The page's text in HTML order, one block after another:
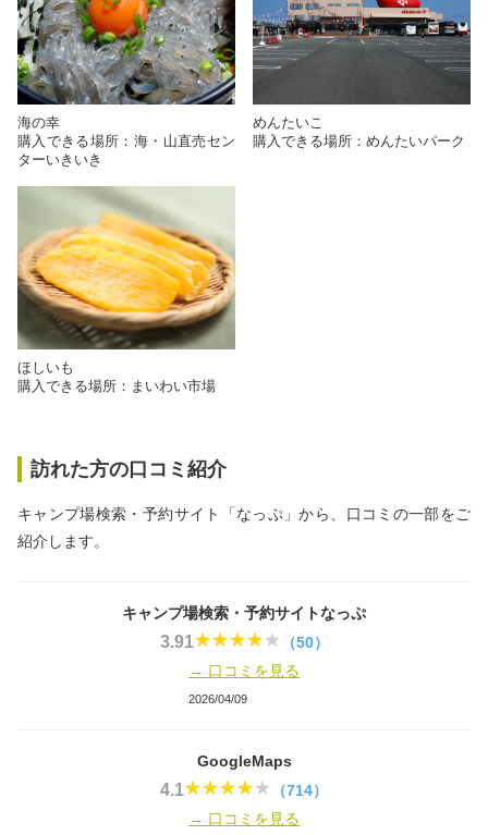
海の幸
購入できる場所：海・山直売セン
ターいきいき
めんたいこ
購入できる場所：めんたいパーク
ほしいも
購入できる場所：まいわい市場
訪れた方の口コミ紹介
キャンプ場検索・予約サイト「なっぷ」から、口コミの一部をご
紹介します。
キャンプ場検索・予約サイトなっぷ
3.91
（50）
→ 口コミを見る
2026/04/09
GoogleMaps
4.1
（714）
→ 口コミを見る